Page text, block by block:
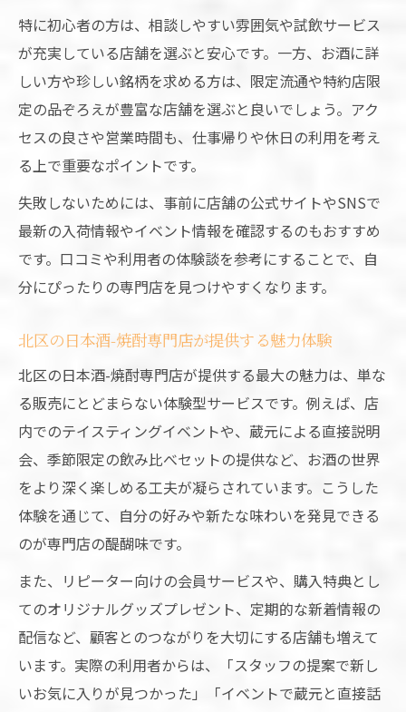
特に初心者の方は、相談しやすい雰囲気や試飲サービス
が充実している店舗を選ぶと安心です。一方、お酒に詳
しい方や珍しい銘柄を求める方は、限定流通や特約店限
定の品ぞろえが豊富な店舗を選ぶと良いでしょう。アク
セスの良さや営業時間も、仕事帰りや休日の利用を考え
る上で重要なポイントです。
失敗しないためには、事前に店舗の公式サイトやSNSで
最新の入荷情報やイベント情報を確認するのもおすすめ
です。口コミや利用者の体験談を参考にすることで、自
分にぴったりの専門店を見つけやすくなります。
北区の日本酒-焼酎専門店が提供する魅力体験
北区の日本酒-焼酎専門店が提供する最大の魅力は、単な
る販売にとどまらない体験型サービスです。例えば、店
内でのテイスティングイベントや、蔵元による直接説明
会、季節限定の飲み比べセットの提供など、お酒の世界
をより深く楽しめる工夫が凝らされています。こうした
体験を通じて、自分の好みや新たな味わいを発見できる
のが専門店の醍醐味です。
また、リピーター向けの会員サービスや、購入特典とし
てのオリジナルグッズプレゼント、定期的な新着情報の
配信など、顧客とのつながりを大切にする店舗も増えて
います。実際の利用者からは、「スタッフの提案で新し
いお気に入りが見つかった」「イベントで蔵元と直接話